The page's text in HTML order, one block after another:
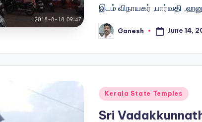
இடம் விநாயகர் ,பார்வதி
Posted
by
Ganesh June 14,
Posted
Kerala State Temples
Sri